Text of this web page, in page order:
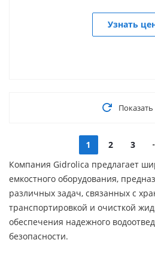
Узнать
1 2 3
Компания Gidrolica предлагает
емкостного оборудования,
различных задач, связанных с
транспортировкой и очисткой
обеспечения надежного
безопасности.